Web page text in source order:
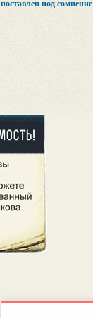
поставлен под сомнение